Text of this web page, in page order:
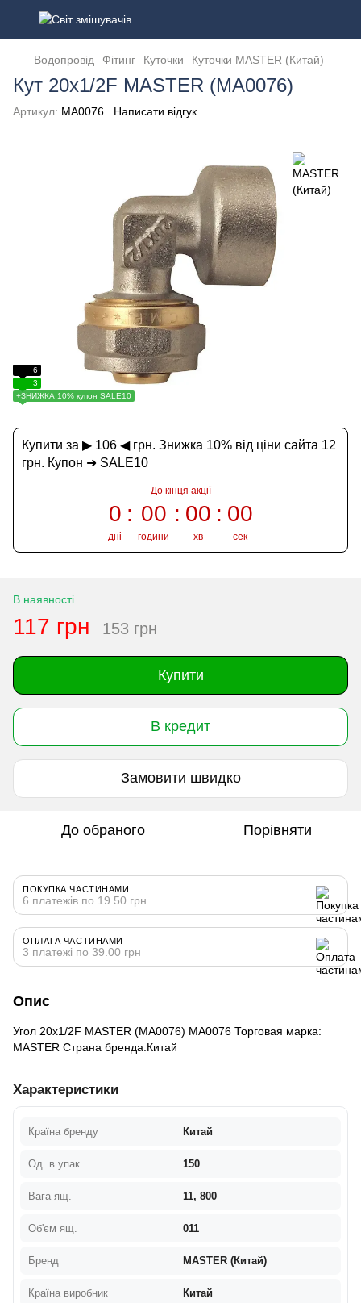
Водопровід Фітинг Куточки Куточки MASTER (Китай)
Кут 20x1/2F MASTER (MA0076)
Артикул: MA0076 Написати відгук
6
3
+ЗНИЖКА 10% купон SALE10
Купити за ▶ 106 ◀ грн. Знижка 10% від ціни сайта 12
грн. Купон ➜ SALE10
До кінця акції
0
дні
00
години
00
хв
00
сек
В наявності
117 грн 153 грн
Купити
В кредит
Замовити швидко
До обраного Порівняти
ПОКУПКА ЧАСТИНАМИ
6 платежів по 19.50 грн
ОПЛАТА ЧАСТИНАМИ
3 платежі по 39.00 грн
Опис
Угол 20x1/2F MASTER (MA0076) MA0076 Торговая марка:
MASTER Страна бренда:Китай
Характеристики
Країна бренду Китай
Од. в упак. 150
Вага ящ. 11, 800
Об'єм ящ. 011
Бренд MASTER (Китай)
Країна виробник Китай